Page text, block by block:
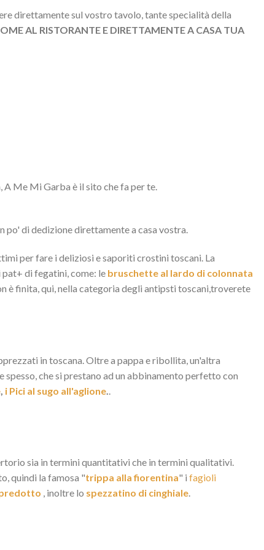
direttamente sul vostro tavolo, tante specialità della
AL RISTORANTE E DIRETTAMENTE A CASA TUA
Me Mi Garba è il sito che fa per te.
po' di dedizione direttamente a casa vostra.
per fare i deliziosi e saporiti crostini toscani. La
di fegatini, come: le bruschette al lardo di colonnata
è finita, qui, nella categoria degli antipsti toscani,troverete
in toscana. Oltre a pappa e ribollita, un'altra
spesso, che si prestano ad un abbinamento perfetto con
i Pici al sugo all'aglione
sia in termini quantitativi che in termini qualitativi.
quindi la famosa "trippa alla fiorentina" i fagioli
, inoltre lo spezzatino di cinghiale.